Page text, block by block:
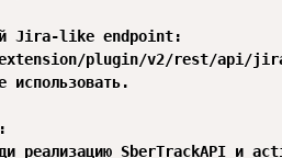
Jira-like endpoint:
/extension/plugin/v2/rest/api/
использовать.
реализацию SberTrackAPI и